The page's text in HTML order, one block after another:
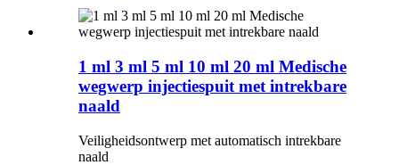
1 ml 3 ml 5 ml 10 ml 20 ml Medische
wegwerp injectiespuit met intrekbare
naald
Veiligheidsontwerp met automatisch intrekbare
naald